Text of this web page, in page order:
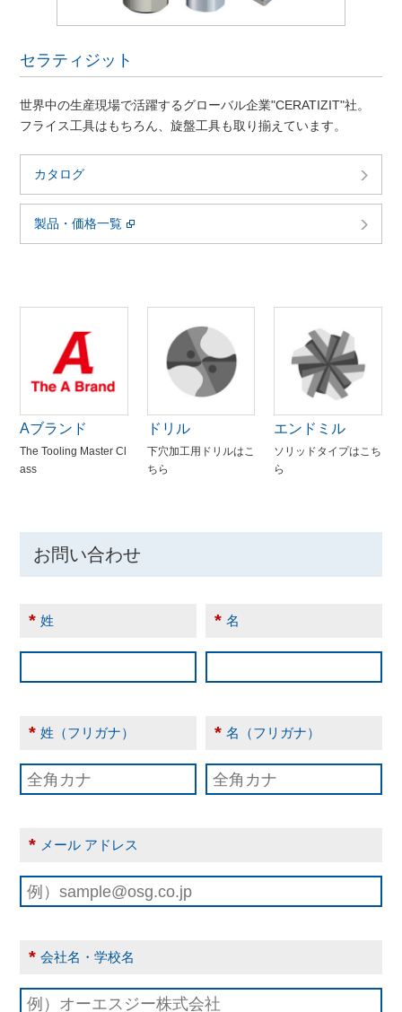
セラティジット
世界中の生産現場で活躍するグローバル企業"CERATIZIT"社。
フライス工具はもちろん、旋盤工具も取り揃えています。
カタログ
製品・価格一覧
Aブランド
The Tooling Master Cl
ass
ドリル
下穴加工用ドリルはこ
ちら
エンドミル
ソリッドタイプはこち
ら
お問い合わせ
* 姓 * 名
* 姓（フリガナ） * 名（フリガナ）
* メール アドレス
* 会社名・学校名